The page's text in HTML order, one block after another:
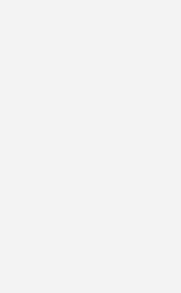
Lieferung an die vom
über Lieferfristen sind
ist von GEM
in Form eines
Übersendung auf
erbracht, wenn die Datei
abgesendet wurde. Dem
zu beweisen. In